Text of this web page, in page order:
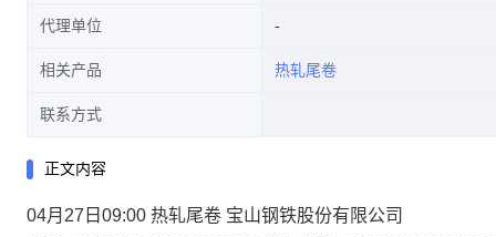
代理单位
相关产品 热轧尾卷
联系方式
正文内容
04月27日09:00 热轧尾卷 宝山钢铁股份有限公司